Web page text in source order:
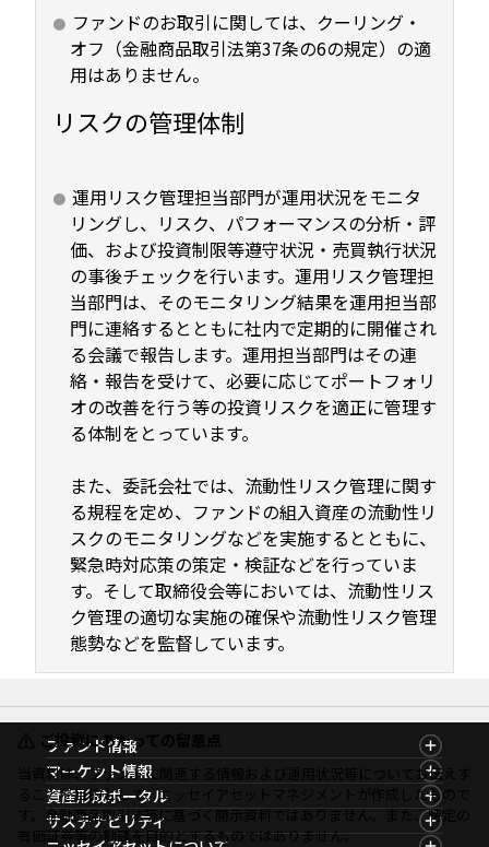
ファンドのお取引に関しては、クーリング・
オフ（金融商品取引法第37条の6の規定）の適
用はありません。
リスクの管理体制
運用リスク管理担当部門が運用状況をモニタ
リングし、リスク、パフォーマンスの分析・評
価、および投資制限等遵守状況・売買執行状況
の事後チェックを行います。運用リスク管理担
当部門は、そのモニタリング結果を運用担当部
門に連絡するとともに社内で定期的に開催され
る会議で報告します。運用担当部門はその連
絡・報告を受けて、必要に応じてポートフォリ
オの改善を行う等の投資リスクを適正に管理す
る体制をとっています。
また、委託会社では、流動性リスク管理に関す
る規程を定め、ファンドの組入資産の流動性リ
スクのモニタリングなどを実施するとともに、
緊急時対応策の策定・検証などを行っていま
す。そして取締役会等においては、流動性リス
ク管理の適切な実施の確保や流動性リスク管理
態勢などを監督しています。
ご投資にあたっての留意点
当資料は、ファンドに関連する情報および運用状況等についてお伝えす
ることを目的として、ニッセイアセットマネジメントが作成したもので
す。金融商品取引法等に基づく開示資料ではありません。また、特定の
有価証券等の勧誘を目的とするものではありません。
ファンド情報
ファンド情報TOP
基準価額一覧
ファンド検索
ファンド比較
マーケット情報
マーケット情報TOP
マーケット指数
マーケットレポート
資産形成ポータル
資産形成ポータルTOP
サステナビリティ